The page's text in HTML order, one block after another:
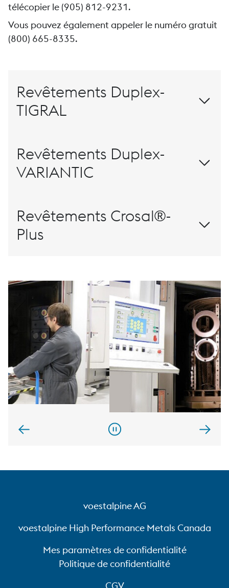
télécopier le (905) 812-9231.
Vous pouvez également appeler le numéro gratuit
(800) 665-8335.
Revêtements Duplex-
TIGRAL
Brochure Duplex-TIGRAL
Revêtements Duplex-
VARIANTIC
PDF, 606 KB
Revêtements Crosal®-
Plus
Brochure CROSAL®-Plus
voestalpine AG
voestalpine High Performance Metals Canada
Mes paramètres de confidentialité
Politique de confidentialité